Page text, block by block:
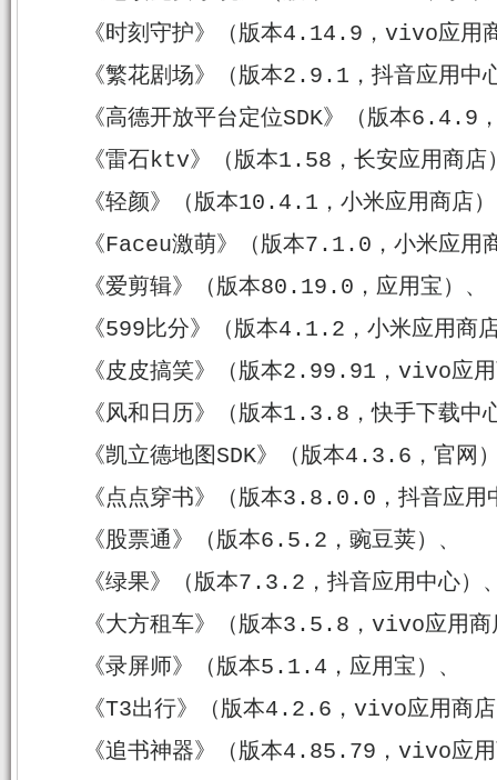
《时刻守护》（版本4.14.9，vivo应用
《繁花剧场》（版本2.9.1，抖音应用中
《高德开放平台定位SDK》（版本6.4.9
《雷石ktv》（版本1.58，长安应用商店
《轻颜》（版本10.4.1，小米应用商店
《Faceu激萌》（版本7.1.0，小米应用
《爱剪辑》（版本80.19.0，应用宝）、
《599比分》（版本4.1.2，小米应用商
《皮皮搞笑》（版本2.99.91，vivo应
《风和日历》（版本1.3.8，快手下载中
《凯立德地图SDK》（版本4.3.6，官网
《点点穿书》（版本3.8.0.0，抖音应用
《股票通》（版本6.5.2，豌豆荚）、
《绿果》（版本7.3.2，抖音应用中心）
《大方租车》（版本3.5.8，vivo应用商
《录屏师》（版本5.1.4，应用宝）、
《T3出行》（版本4.2.6，vivo应用商
《追书神器》（版本4.85.79，vivo应